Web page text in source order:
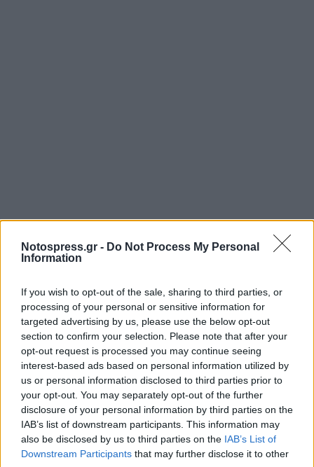
Notospress.gr - Do Not Process My Personal
Information
If you wish to opt-out of the sale, sharing to third parties, or
processing of your personal or sensitive information for
targeted advertising by us, please use the below opt-out
section to confirm your selection. Please note that after your
opt-out request is processed you may continue seeing
interest-based ads based on personal information utilized by
us or personal information disclosed to third parties prior to
your opt-out. You may separately opt-out of the further
disclosure of your personal information by third parties on the
IAB’s list of downstream participants. This information may
also be disclosed by us to third parties on the IAB’s List of
Downstream Participants that may further disclose it to other
Σχετικά Άρθρα